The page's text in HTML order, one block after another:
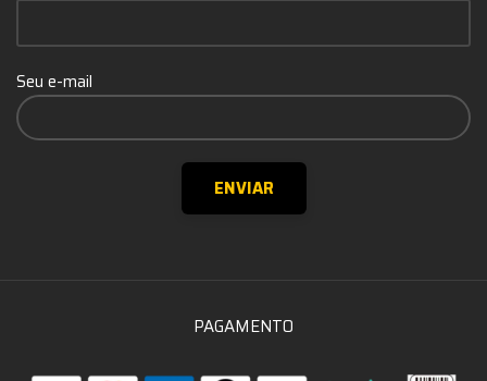
Seu e-mail
PAGAMENTO